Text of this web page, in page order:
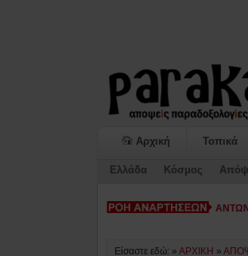
Αρχική Τοπικά
Ελλάδα Κόσμος
Είσαστε εδώ: » ΑΡΧΙΚΗ »